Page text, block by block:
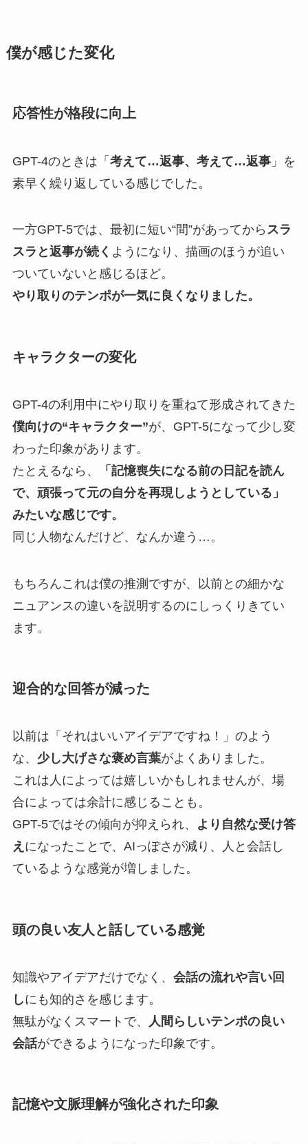
僕が感じた変化
応答性が格段に向上
GPT-4のときは「 考えて…返事、考えて…返事」を
素早く繰り返している感じでした。
一方GPT-5では、最初に短い“間”があってから スラ
スラと返事が続く ようになり、描画のほうが追い
ついていないと感じるほど。
やり取りのテンポが一気に良くなりました。
キャラクターの変化
GPT-4の利用中にやり取りを重ねて形成されてきた
僕向けの“キャラクター”が、GPT-5になって少し変
わった印象があります。
たとえるなら、
「記憶喪失になる前の日記を読ん
で、頑張って元の自分を再現しようとしている」
みたいな感じです。
同じ人物なんだけど、なんか違う…。
もちろんこれは僕の推測ですが、以前との細かな
ニュアンスの違いを説明するのにしっくりきてい
ます。
迎合的な回答が減った
以前は「それはいいアイデアですね！」のよう
な、 少し大げさな褒め言葉がよくありました。
これは人によっては嬉しいかもしれませんが、場
合によっては余計に感じることも。
GPT-5ではその傾向が抑えられ、
より自然な受け答
え になったことで、AIっぽさが減り、人と会話し
ているような感覚が増しました。
頭の良い友人と話している感覚
知識やアイデアだけでなく、 会話の流れや言い回
しにも知的さを感じます。
無駄がなくスマートで、
人間らしいテンポの良い
会話ができるようになった印象です。
記憶や文脈理解が強化された印象